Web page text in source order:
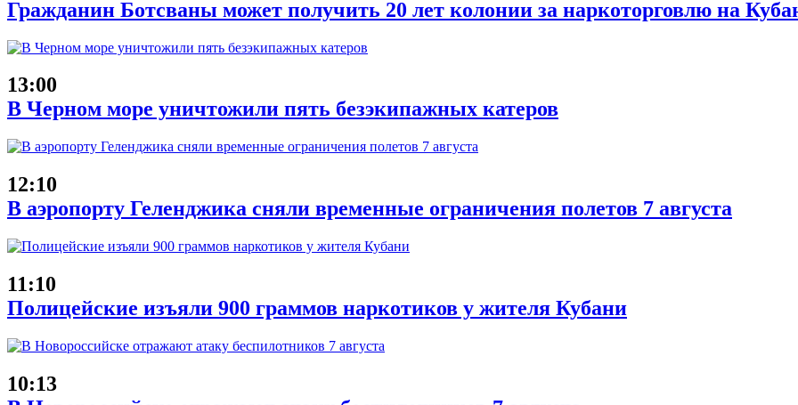
Гражданин Ботсваны может получить 20 лет колонии за наркоторговлю на
13:00
В Черном море уничтожили пять безэкипажных катеров
12:10
В аэропорту Геленджика сняли временные ограничения полетов 7 августа
11:10
Полицейские изъяли 900 граммов наркотиков у жителя Кубани
10:13